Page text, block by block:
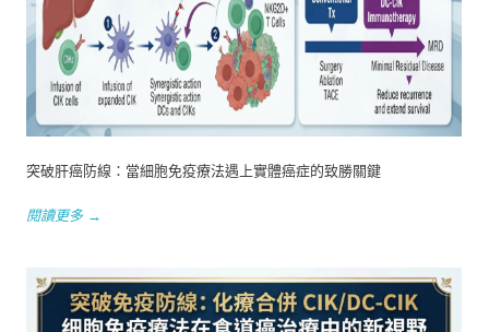
突破肝癌防線：當細胞免疫療法遇上實體癌症的致勝關鍵
閱讀更多 →